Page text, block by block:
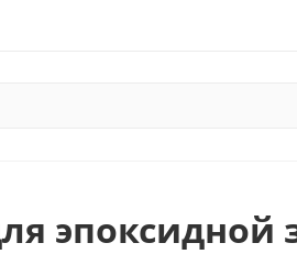
эпоксидной